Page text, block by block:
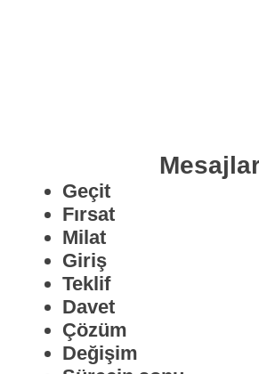
Geçit
Fırsat
Milat
Giriş
Teklif
Davet
Çözüm
Değişim